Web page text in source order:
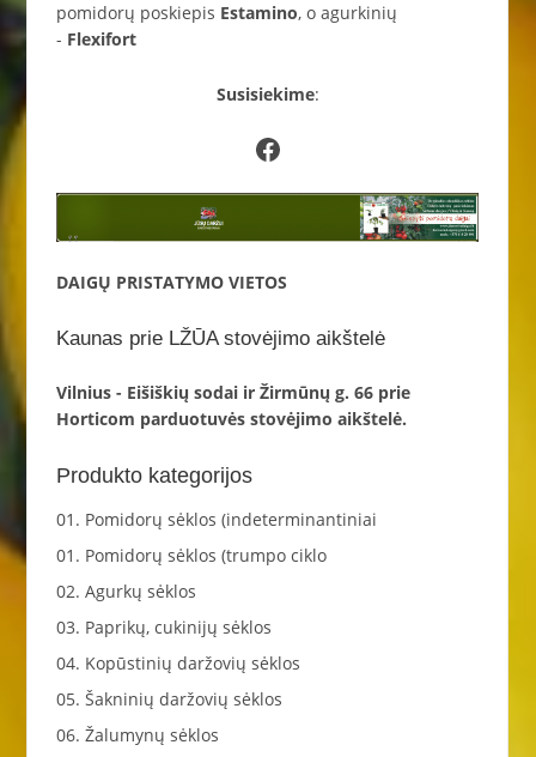
pomidorų poskiepis Estamino, o agurkinių
- Flexifort
Susisiekime:
Facebook
DAIGŲ PRISTATYMO VIETOS
Kaunas prie LŽŪA stovėjimo aikštelė
Vilnius - Eišiškių sodai ir Žirmūnų g. 66 prie
Horticom parduotuvės stovėjimo aikštelė.
Produkto kategorijos
01. Pomidorų sėklos (indeterminantiniai
01. Pomidorų sėklos (trumpo ciklo
02. Agurkų sėklos
03. Paprikų, cukinijų sėklos
04. Kopūstinių daržovių sėklos
05. Šakninių daržovių sėklos
06. Žalumynų sėklos